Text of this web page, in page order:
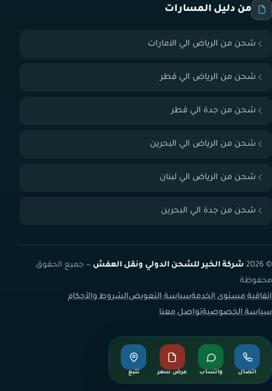
من دليل المسارات
شحن من الرياض الي الامارات
شحن من الرياض الي قطر
شحن من جدة الي قطر
شحن من الرياض الي البحرين
شحن من الرياض الي لبنان
شحن من جدة الي البحرين
© 2026 شركة الخير للشحن الدولي ونقل العفش — جميع الحقوق
محفوظة
اتفاقية مستوى الخدمةسياسة التعويضالشروط والأحكام
سياسة الخصوصيةتواصل معنا
اتصال واتساب عرض سعر تتبع